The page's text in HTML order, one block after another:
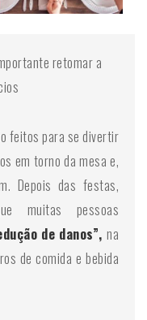
retomar a
feitos para se divertir
em torno da mesa e,
Depois das festas,
muitas pessoas
de danos”, na
de comida e bebida